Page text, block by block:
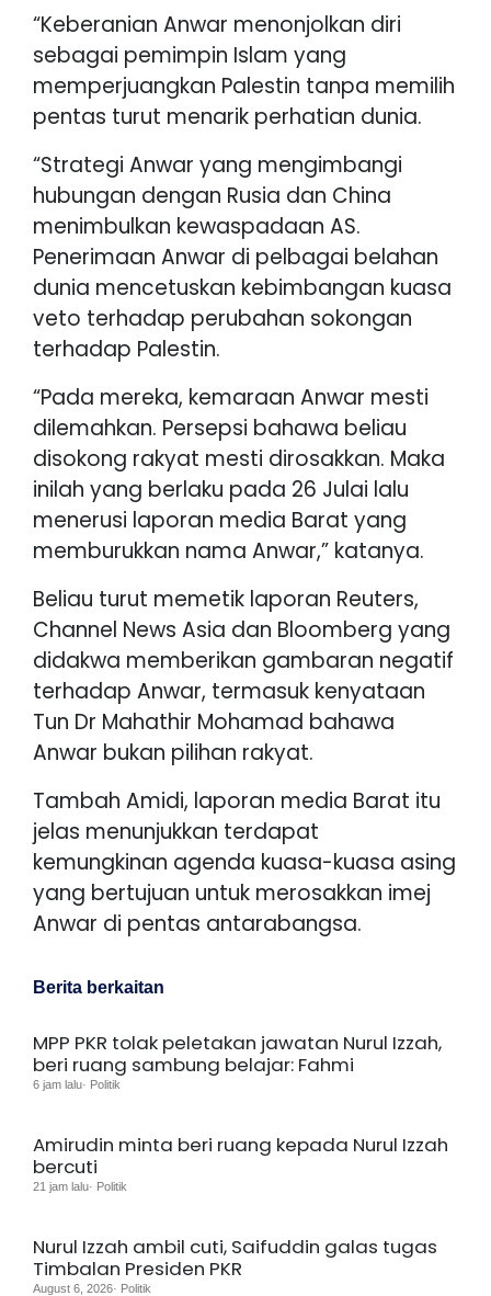
“Keberanian Anwar menonjolkan diri
sebagai pemimpin Islam yang
memperjuangkan Palestin tanpa memilih
pentas turut menarik perhatian dunia.
“Strategi Anwar yang mengimbangi
hubungan dengan Rusia dan China
menimbulkan kewaspadaan AS.
Penerimaan Anwar di pelbagai belahan
dunia mencetuskan kebimbangan kuasa
veto terhadap perubahan sokongan
terhadap Palestin.
“Pada mereka, kemaraan Anwar mesti
dilemahkan. Persepsi bahawa beliau
disokong rakyat mesti dirosakkan. Maka
inilah yang berlaku pada 26 Julai lalu
menerusi laporan media Barat yang
memburukkan nama Anwar,” katanya.
Beliau turut memetik laporan Reuters,
Channel News Asia dan Bloomberg yang
didakwa memberikan gambaran negatif
terhadap Anwar, termasuk kenyataan
Tun Dr Mahathir Mohamad bahawa
Anwar bukan pilihan rakyat.
Tambah Amidi, laporan media Barat itu
jelas menunjukkan terdapat
kemungkinan agenda kuasa-kuasa asing
yang bertujuan untuk merosakkan imej
Anwar di pentas antarabangsa.
Berita berkaitan
MPP PKR tolak peletakan jawatan Nurul Izzah,
beri ruang sambung belajar: Fahmi
6 jam lalu· Politik
Amirudin minta beri ruang kepada Nurul Izzah
bercuti
21 jam lalu· Politik
Nurul Izzah ambil cuti, Saifuddin galas tugas
Timbalan Presiden PKR
August 6, 2026· Politik